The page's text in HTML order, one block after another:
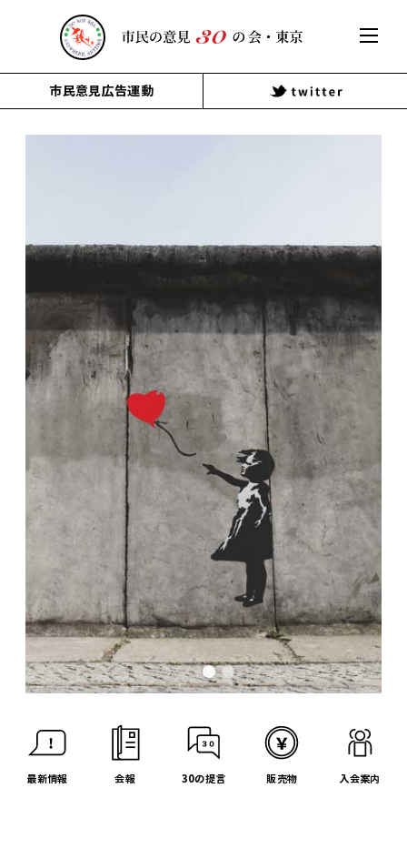
市民意見広告運動
最新情報 会報 30の提言 販売物 入会案内